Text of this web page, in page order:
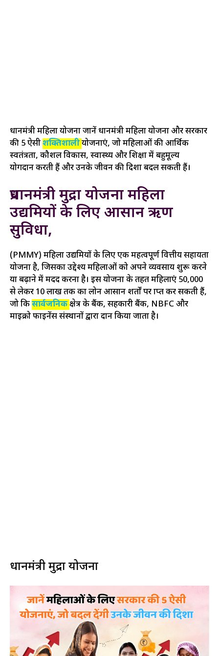
प्रधानमंत्री महिला योजना जानें प्रधानमंत्री महिला योजना और सरकार
की 5 ऐसीशक्तिशालीयोजनाएं, जो महिलाओं की आर्थिक
स्वतंत्रता, कौशल विकास, स्वास्थ्य और शिक्षा में बहुमूल्य
योगदान करती हैं और उनके जीवन की दिशा बदल सकती हैं।
प्रधानमंत्री मुद्रा योजना महिला
उद्यमियों के लिए आसान ऋण
सुविधा,
(PMMY) महिला उद्यमियों के लिए एक महत्वपूर्ण वित्तीय सहायता
योजना है, जिसका उद्देश्य महिलाओं को अपने व्यवसाय शुरू करने
या बढ़ाने में मदद करना है। इस योजना के तहत महिलाएं ₹50,000
से लेकर ₹10 लाख तक का लोन आसान शर्तों पर प्राप्त कर सकती हैं,
जो किसार्वजनिकक्षेत्र के बैंक, सहकारी बैंक, NBFC और
माइक्रो फाइनेंस संस्थानों द्वारा प्रदान किया जाता है।
प्रधानमंत्री मुद्रा योजना